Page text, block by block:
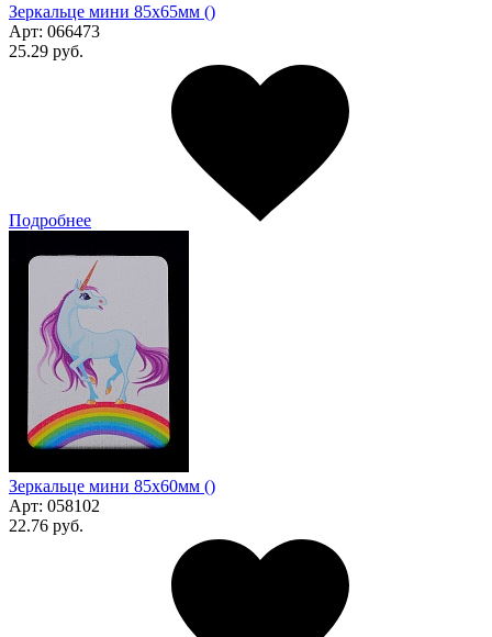
Зеркальце мини 85х65мм ()
Арт: 066473
25.29 руб.
Подробнее
Зеркальце мини 85х60мм ()
Арт: 058102
22.76 руб.